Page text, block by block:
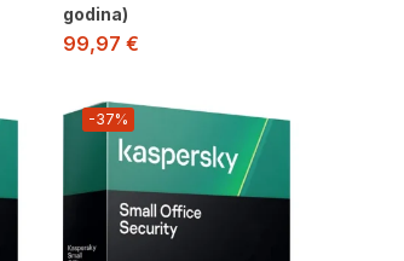
godina)
99,97 €
-37%